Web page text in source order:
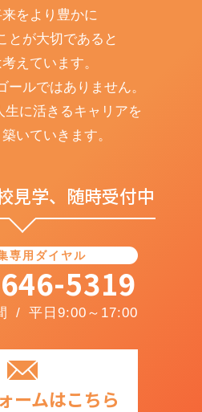
をより豊かに
とが大切であると
えています。
ールではありません。
生に活きるキャリアを
いていきます。
見学、随時受付中
専用ダイヤル
5319
/ 平日9:00～17:00
ームはこちら